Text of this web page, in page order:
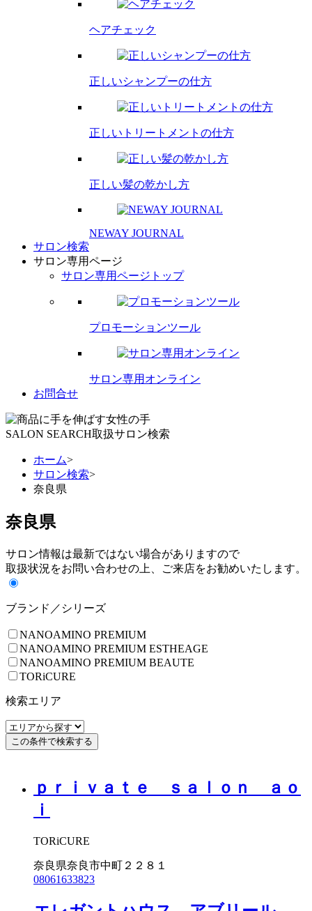
ヘアチェック
正しいシャンプーの仕方
正しいトリートメントの仕方
正しい髪の乾かし方
NEWAY JOURNAL
サロン検索
サロン専用ページ
サロン専用ページトップ
プロモーションツール
サロン専用オンライン
お問合せ
SALON SEARCH取扱サロン検索
ホーム>
サロン検索>
奈良県
奈良県
サロン情報は最新ではない場合がありますので
取扱状況をお問い合わせの上、ご来店をお勧めいたします。
ブランド／シリーズ
NANOAMINO PREMIUM
NANOAMINO PREMIUM ESTHEAGE
NANOAMINO PREMIUM BEAUTE
TORiCURE
検索エリア
ｐｒｉｖａｔｅ ｓａｌｏｎ ａｏ
ｉ
TORiCURE
奈良県奈良市中町２２８１
08061633823